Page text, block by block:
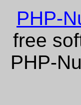
PHP-
free
PHP-